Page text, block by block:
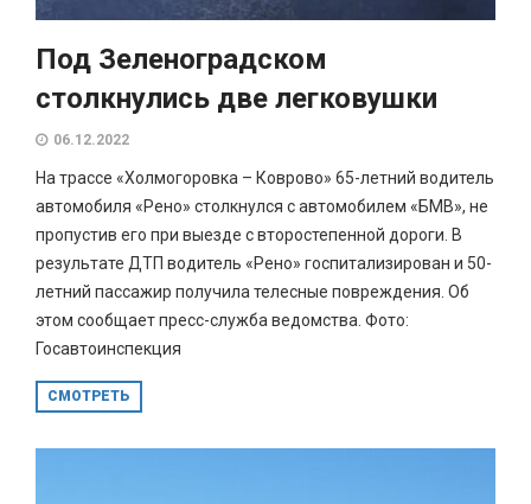
Под Зеленоградском
столкнулись две легковушки
06.12.2022
На трассе «Холмогоровка – Коврово» 65-летний водитель
автомобиля «Рено» столкнулся с автомобилем «БМВ», не
пропустив его при выезде с второстепенной дороги. В
результате ДТП водитель «Рено» госпитализирован и 50-
летний пассажир получила телесные повреждения. Об
этом сообщает пресс-служба ведомства. Фото:
Госавтоинспекция
СМОТРЕТЬ